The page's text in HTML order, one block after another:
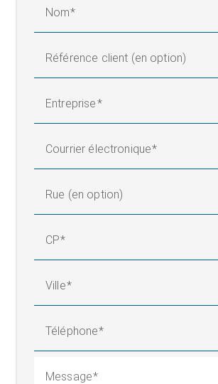
Nom
Référence client (en option)
Entreprise
Courrier électronique
Rue (en option)
CP
Ville
Téléphone
Message